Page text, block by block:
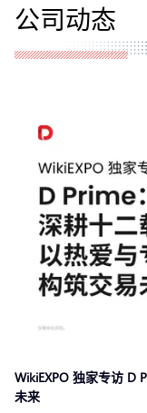
公司动态
WikiEXPO 独家专访 D
未来